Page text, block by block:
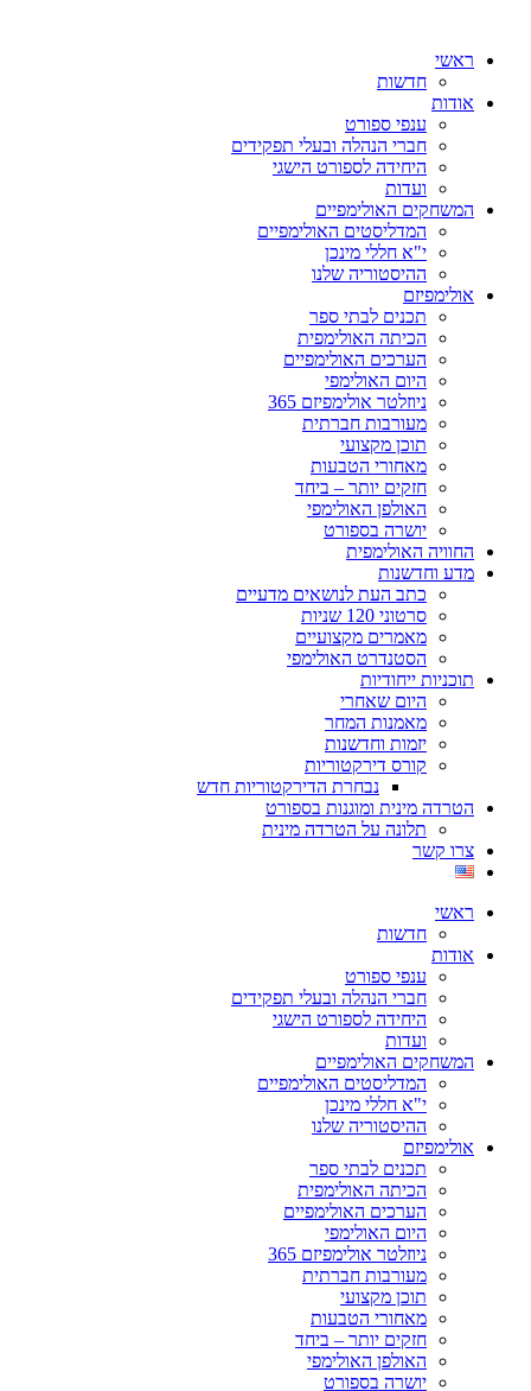
ראשי
חדשות
אודות
ענפי ספורט
חברי הנהלה ובעלי תפקידים
היחידה לספורט הישגי
ועדות
המשחקים האולימפיים
המדליסטים האולימפיים
י"א חללי מינכן
ההיסטוריה שלנו
אולימפיזם
תכנים לבתי ספר
הכיתה האולימפית
הערכים האולימפיים
היום האולימפי
ניוזלטר אולימפיזם 365
מעורבות חברתית
תוכן מקצועי
מאחורי הטבעות
חזקים יותר – ביחד
האולפן האולימפי
יושרה בספורט
החוויה האולימפית
מדע וחדשנות
כתב העת לנושאים מדעיים
סרטוני 120 שניות
מאמרים מקצועיים
הסטנדרט האולימפי
תוכניות ייחודיות
היום שאחרי
מאמנות המחר
יזמות וחדשנות
קורס דירקטוריות
נבחרת הדירקטוריות חדש
הטרדה מינית ומוגנות בספורט
תלונה על הטרדה מינית
צרו קשר
ראשי
חדשות
אודות
ענפי ספורט
חברי הנהלה ובעלי תפקידים
היחידה לספורט הישגי
ועדות
המשחקים האולימפיים
המדליסטים האולימפיים
י"א חללי מינכן
ההיסטוריה שלנו
אולימפיזם
תכנים לבתי ספר
הכיתה האולימפית
הערכים האולימפיים
היום האולימפי
ניוזלטר אולימפיזם 365
מעורבות חברתית
תוכן מקצועי
מאחורי הטבעות
חזקים יותר – ביחד
האולפן האולימפי
יושרה בספורט